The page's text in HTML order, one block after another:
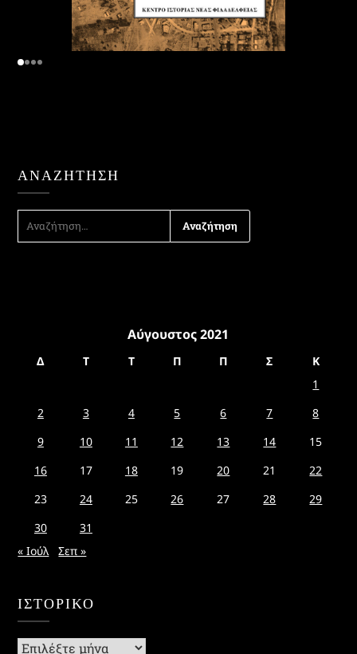
ΑΝΑΖΉΤΗΣΗ
ΑΝΑΖΉΤΗΣΗ
ΓΙΑ:
Αύγουστος 2021
Δ Τ Τ Π Π Σ
Κ
1
2
3 4 5 6 7
8
9
10 11 12 13 14
15
16
17 18 19 20 21
22
23
24 25 26 27 28
29
30
31
« Ιούλ
Σεπ »
ΙΣΤΟΡΙΚΌ
Ιστορικό